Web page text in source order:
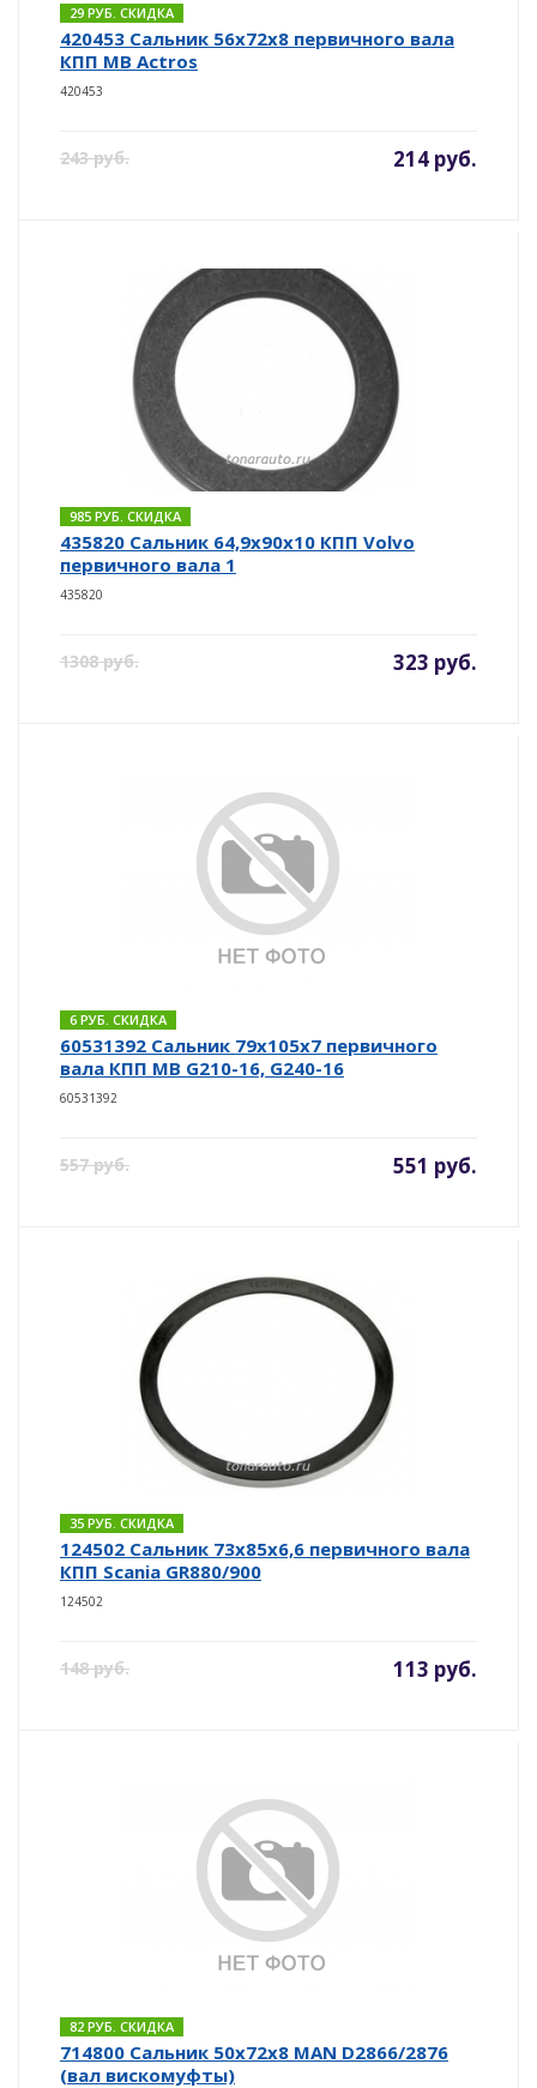
29 РУБ. СКИДКА
420453 Сальник 56х72х8 первичного вала
КПП MB Actros
420453
243 руб. 214 руб.
985 РУБ. СКИДКА
435820 Сальник 64,9x90x10 КПП Volvo
первичного вала 1
435820
1308 руб. 323 руб.
6 РУБ. СКИДКА
60531392 Сальник 79х105х7 первичного
вала КПП MB G210-16, G240-16
60531392
557 руб. 551 руб.
35 РУБ. СКИДКА
124502 Сальник 73х85х6,6 первичного вала
КПП Scania GR880/900
124502
148 руб. 113 руб.
82 РУБ. СКИДКА
714800 Сальник 50x72x8 MAN D2866/2876
(вал вискомуфты)